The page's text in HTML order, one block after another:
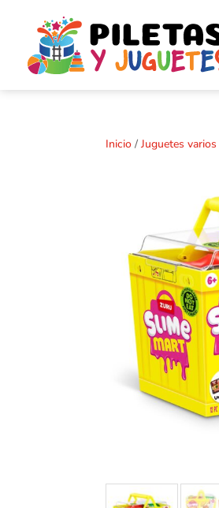
Inicio /Juguetes varios